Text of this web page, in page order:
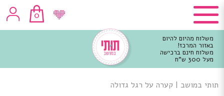
0
משלוח מהיום להיום
באזור המרכז!
משלוח חינם ברכישה
מעל 300 ש"ח
מרכזי
תותי במושב | קערה על רגל גדולה